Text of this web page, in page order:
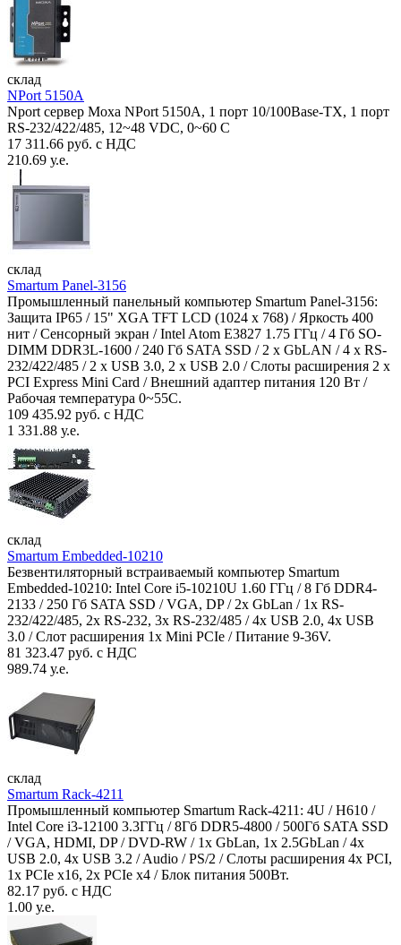
склад
NPort 5150A
Nport сервер Moxa NPort 5150A, 1 порт 10/100Base-TX, 1 порт
RS-232/422/485, 12~48 VDC, 0~60 С
17 311.66 руб. с НДС
210.69 у.е.
склад
Smartum Panel-3156
Промышленный панельный компьютер Smartum Panel-3156:
Защита IP65 / 15" XGA TFT LCD (1024 x 768) / Яркость 400
нит / Сенсорный экран / Intel Atom E3827 1.75 ГГц / 4 Гб SO-
DIMM DDR3L-1600 / 240 Гб SATA SSD / 2 x GbLAN / 4 x RS-
232/422/485 / 2 x USB 3.0, 2 x USB 2.0 / Слоты расширения 2 x
PCI Express Mini Card / Внешний адаптер питания 120 Вт /
Рабочая температура 0~55C.
109 435.92 руб. с НДС
1 331.88 у.е.
склад
Smartum Embedded-10210
Безвентиляторный встраиваемый компьютер Smartum
Embedded-10210: Intel Core i5-10210U 1.60 ГГц / 8 Гб DDR4-
2133 / 250 Гб SATA SSD / VGA, DP / 2х GbLan / 1х RS-
232/422/485, 2x RS-232, 3x RS-232/485 / 4x USB 2.0, 4х USB
3.0 / Слот расширения 1x Mini PCIe / Питание 9-36V.
81 323.47 руб. с НДС
989.74 у.е.
склад
Smartum Rack-4211
Промышленный компьютер Smartum Rack-4211: 4U / H610 /
Intel Core i3-12100 3.3ГГц / 8Гб DDR5-4800 / 500Гб SATA SSD
/ VGA, HDMI, DP / DVD-RW / 1x GbLan, 1x 2.5GbLan / 4x
USB 2.0, 4x USB 3.2 / Audio / PS/2 / Слоты расширения 4x PCI,
1x PCIe x16, 2x PCIe x4 / Блок питания 500Вт.
82.17 руб. с НДС
1.00 у.е.